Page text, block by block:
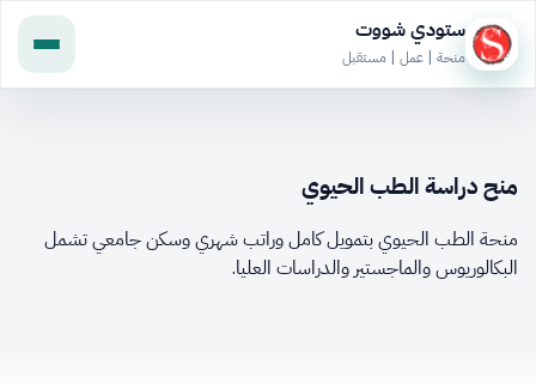
ستودي شووت
منحة | عمل | مستقبل
منح دراسة الطب الحيوي
منحة الطب الحيوي بتمويل كامل وراتب شهري وسكن جامعي تشمل
البكالوريوس والماجستير والدراسات العليا.